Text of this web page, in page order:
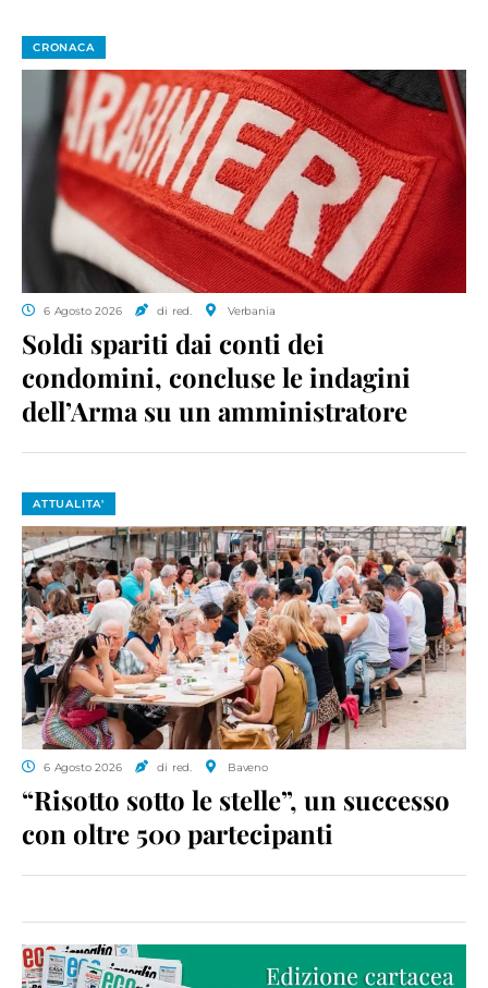
CRONACA
6 Agosto 2026 di red. Verbania
Soldi spariti dai conti dei
condomini, concluse le indagini
dell’Arma su un amministratore
ATTUALITA'
6 Agosto 2026 di red. Baveno
“Risotto sotto le stelle”, un successo
con oltre 500 partecipanti